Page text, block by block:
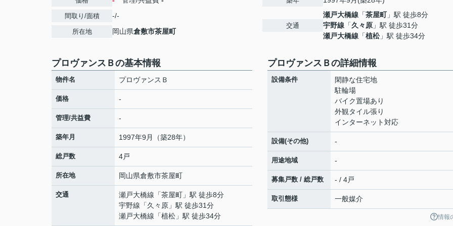
間取り/面積 -/-
所在地 岡山県倉敷市茶屋町
交通
瀬戸大橋線 「茶屋町」駅 徒歩8分
宇野線 「久々原 」駅 徒歩31分
瀬戸大橋線 「植松」駅 徒歩34分
プロヴァンスＢの基本情報
物件名 プロヴァンスＢ
価格 -
管理/共益費 -
築年月 1997年9月（築28年）
総戸数 4戸
所在地 岡山県倉敷市茶屋町
交通 瀬戸大橋線 「茶屋町 」駅 徒歩8分
宇野線 「久々原 」駅 徒歩31分
瀬戸大橋線 「植松 」駅 徒歩34分
プロヴァンスＢの詳細情報
設備条件
閑静な住宅地
駐輪場
バイク置場あり
外観タイル張り
インターネット対応
設備(その他) -
用途地域 -
募集戸数 / 総戸数 - / 4戸
取引態様 一般媒介
情報